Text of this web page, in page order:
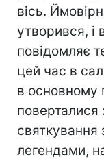
вісь.
утворився, і
повідомляє
цей час в
в основному
поверталися
святкування
легендами,